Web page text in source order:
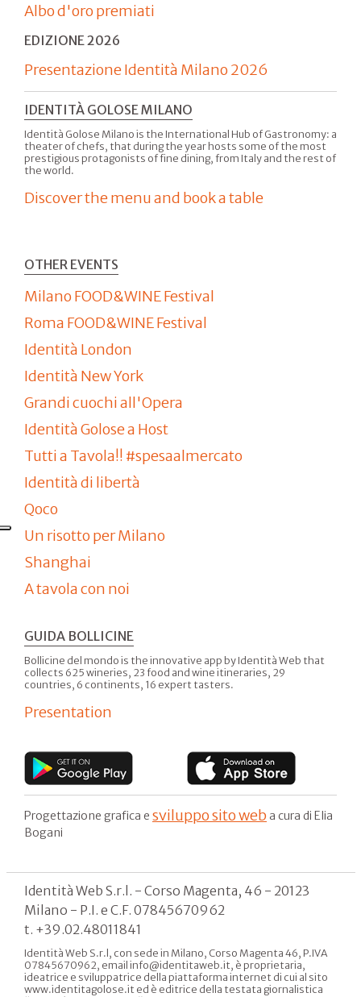
Albo d'oro premiati
EDIZIONE 2026
Presentazione Identità Milano 2026
IDENTITÀ GOLOSE MILANO
Identità Golose Milano is the International Hub of Gastronomy: a
theater of chefs, that during the year hosts some of the most
prestigious protagonists of fine dining, from Italy and the rest of
the world.
Discover the menu and book a table
OTHER EVENTS
Milano FOOD&WINE Festival
Roma FOOD&WINE Festival
Identità London
Identità New York
Grandi cuochi all'Opera
Identità Golose a Host
Tutti a Tavola!! #spesaalmercato
Identità di libertà
Qoco
Un risotto per Milano
Shanghai
A tavola con noi
GUIDA BOLLICINE
Bollicine del mondo is the innovative app by Identità Web that
collects 625 wineries, 23 food and wine itineraries, 29
countries, 6 continents, 16 expert tasters.
Presentation
Progettazione grafica e sviluppo sito web a cura di Elia
Bogani
Identità Web S.r.l. - Corso Magenta, 46 - 20123
Milano - P.I. e C.F. 07845670962
t. +39.02.48011841
Identità Web S.r.l, con sede in Milano, Corso Magenta 46, P.IVA
07845670962, email info@identitaweb.it, è proprietaria,
ideatrice e sviluppatrice della piattaforma internet di cui al sito
www.identitagolose.it ed è editrice della testata giornalistica